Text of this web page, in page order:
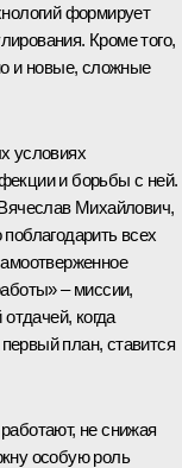
формирует
Кроме того,
и новые, сложные
условиях
и борьбы с ней.
Михайлович,
всех
– миссии,
когда
план, ставится
не снижая
особую роль